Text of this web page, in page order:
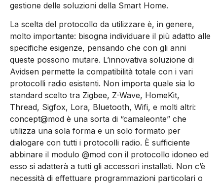
gestione delle soluzioni della Smart Home.
La scelta del protocollo da utilizzare è, in genere,
molto importante: bisogna individuare il più adatto alle
specifiche esigenze, pensando che con gli anni
queste possono mutare. L’innovativa soluzione di
Avidsen permette la compatibilità totale con i vari
protocolli radio esistenti. Non importa quale sia lo
standard scelto tra Zigbee, Z-Wave, HomeKit,
Thread, Sigfox, Lora, Bluetooth, Wifi, e molti altri:
concept@mod è una sorta di “camaleonte” che
utilizza una sola forma e un solo formato per
dialogare con tutti i protocolli radio. È sufficiente
abbinare il modulo @mod con il protocollo idoneo ed
esso si adatterà a tutti gli accessori installati. Non c’è
necessità di effettuare programmazioni particolari o